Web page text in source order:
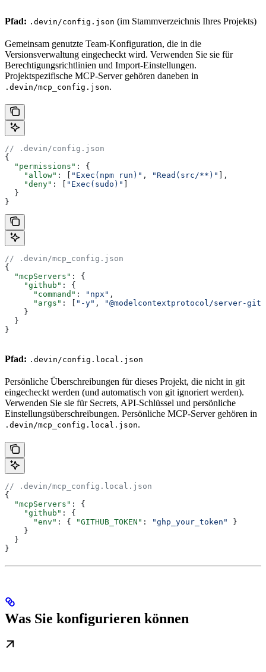
Pfad: .devin/config.json (im Stammverzeichnis Ihres Projekts)
Gemeinsam genutzte Team-Konfiguration, die in die
Versionsverwaltung eingecheckt wird. Verwenden Sie sie für
Berechtigungsrichtlinien und Import-Einstellungen.
Projektspezifische MCP-Server gehören daneben in
.devin/mcp_config.json.
// .devin/config.json
{
  "permissions"
: {
    "allow"
: [ "Exec(npm run)" , "Read(src/**)"
],
    "deny"
: [ "Exec(sudo)"
  }
}
// .devin/mcp_config.json
{
  "mcpServers"
: {
    "github"
: {
      "command"
: "npx" ,
      "args"
: [ "-y" ,
"@modelcontextprotocol/server-
    }
  }
}
Pfad: .devin/config.local.json
Persönliche Überschreibungen für dieses Projekt, die nicht in git
eingecheckt werden (und automatisch von git ignoriert werden).
Verwenden Sie sie für Secrets, API-Schlüssel und persönliche
Einstellungsüberschreibungen. Persönliche MCP-Server gehören in
.devin/mcp_config.local.json.
// .devin/mcp_config.local.json
{
  "mcpServers"
: {
    "github"
: {
      "env"
: { "GITHUB_TOKEN" : "ghp_your_token"
}
    }
  }
}
Was Sie konfigurieren können